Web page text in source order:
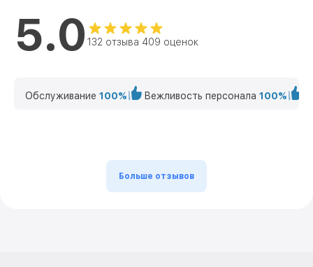
5.0 132 отзыва 409 оценок
Обслуживание 100% Вежливость персонала 100%
Больше отзывов